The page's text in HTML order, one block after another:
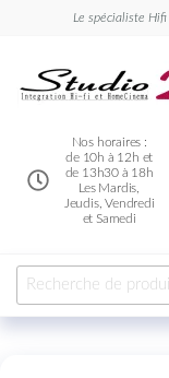
Le spécialiste
Nos horaires :
de 10h à 12h et
de 13h30 à 18h
Les Mardis,
Jeudis, Vendredi
et Samedi